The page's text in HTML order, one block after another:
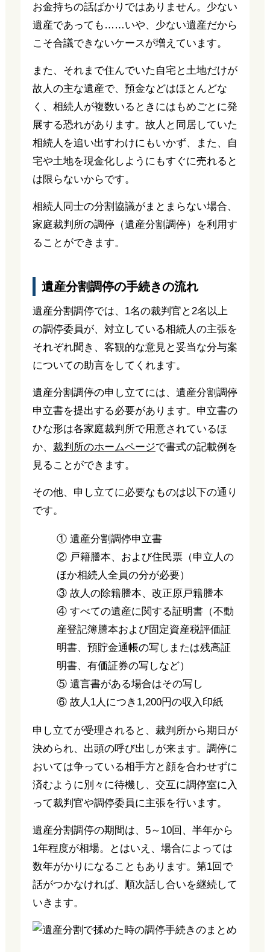
お金持ちの話ばかりではありません。少ない
遺産であっても……いや、少ない遺産だから
こそ合議できないケースが増えています。
また、それまで住んでいた自宅と土地だけが
故人の主な遺産で、預金などはほとんどな
く、相続人が複数いるときにはもめごとに発
展する恐れがあります。故人と同居していた
相続人を追い出すわけにもいかず、また、自
宅や土地を現金化しようにもすぐに売れると
は限らないからです。
相続人同士の分割協議がまとまらない場合、
家庭裁判所の調停（遺産分割調停）を利用す
ることができます。
遺産分割調停の手続きの流れ
遺産分割調停では、1名の裁判官と2名以上
の調停委員が、対立している相続人の主張を
それぞれ聞き、客観的な意見と妥当な分与案
についての助言をしてくれます。
遺産分割調停の申し立てには、遺産分割調停
申立書を提出する必要があります。申立書の
ひな形は各家庭裁判所で用意されているほ
か、 裁判所のホームページで書式の記載例を
見ることができます。
その他、申し立てに必要なものは以下の通り
です。
① 遺産分割調停申立書
② 戸籍謄本、および住民票（申立人の
ほか相続人全員の分が必要）
③ 故人の除籍謄本、改正原戸籍謄本
④ すべての遺産に関する証明書（不動
産登記簿謄本および固定資産税評価証
明書、預貯金通帳の写しまたは残高証
明書、有価証券の写しなど）
⑤ 遺言書がある場合はその写し
⑥ 故人1人につき1,200円の収入印紙
申し立てが受理されると、裁判所から期日が
決められ、出頭の呼び出しが来ます。調停に
おいては争っている相手方と顔を合わせずに
済むように別々に待機し、交互に調停室に入
って裁判官や調停委員に主張を行います。
遺産分割調停の期間は、5～10回、半年から
1年程度が相場。とはいえ、場合によっては
数年がかりになることもあります。第1回で
話がつかなければ、順次話し合いを継続して
いきます。